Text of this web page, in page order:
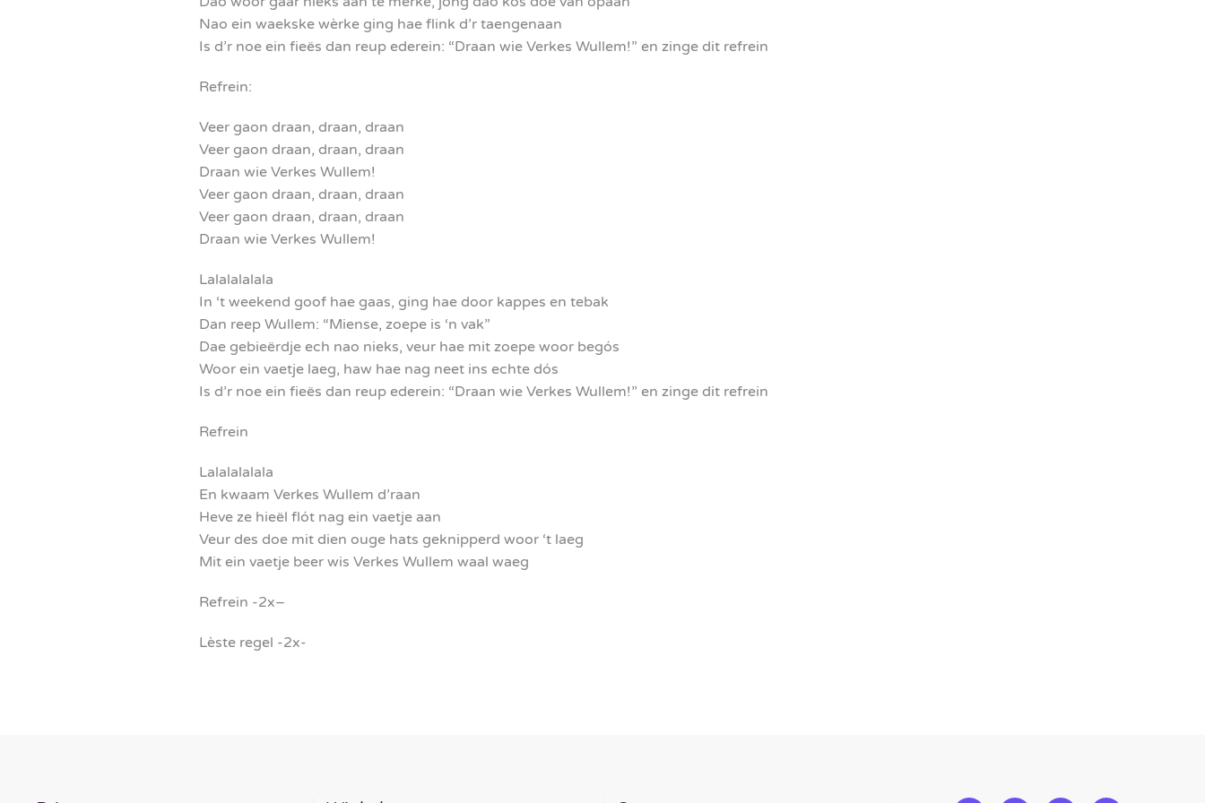
Nao ein waekske wèrke ging hae flink d’r taengenaan
Is d’r noe ein fieës dan reup ederein: “Draan wie Verkes Wullem!” en zinge dit refrein
Refrein:
Veer gaon draan, draan, draan
Veer gaon draan, draan, draan
Draan wie Verkes Wullem!
Veer gaon draan, draan, draan
Veer gaon draan, draan, draan
Draan wie Verkes Wullem!
Lalalalalala
In ‘t weekend goof hae gaas, ging hae door kappes en tebak
Dan reep Wullem: “Miense, zoepe is ‘n vak”
Dae gebieërdje ech nao nieks, veur hae mit zoepe woor begós
Woor ein vaetje laeg, haw hae nag neet ins echte dós
Is d’r noe ein fieës dan reup ederein: “Draan wie Verkes Wullem!” en zinge dit refrein
Refrein
Lalalalalala
En kwaam Verkes Wullem d’raan
Heve ze hieël flót nag ein vaetje aan
Veur des doe mit dien ouge hats geknipperd woor ‘t laeg
Mit ein vaetje beer wis Verkes Wullem waal waeg
Refrein -2x–
Lèste regel -2x-